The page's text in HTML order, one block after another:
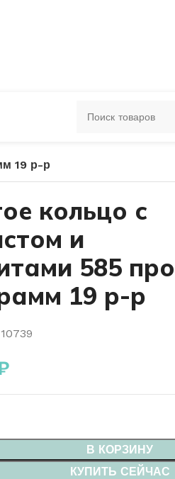
КОЛЬЦА 583 ПРОБЫ
19 р-р
кольцо с
и
585
19 р-р
В КОРЗИНУ
КУПИТЬ СЕЙЧАС